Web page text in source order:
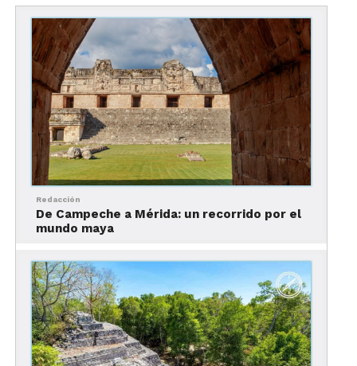
Los mejores hoteles de la
ciudad de Campeche
Redacción
De Campeche a Mérida: un recorrido por el
mundo maya